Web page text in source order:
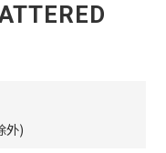
外)